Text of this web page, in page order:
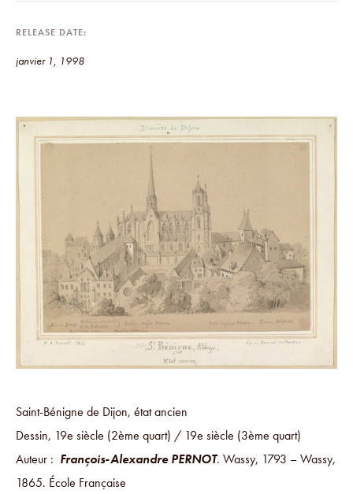
Saint-Bénigne de Dijon, état ancien
Dessin, 19e siècle (2ème quart) / 19e siècle (3ème quart)
Auteur : François-Alexandre PERNOT. Wassy, 1793 – Wassy,
1865. École Française
RELEASE DATE
janvier 1, 1998